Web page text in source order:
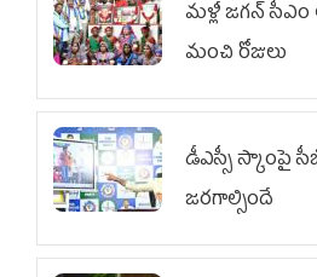
మళ్లీ జగన్
మంచి రోజులు
డీఎస్సీ స్కాంపై
జరగాల్సిందే